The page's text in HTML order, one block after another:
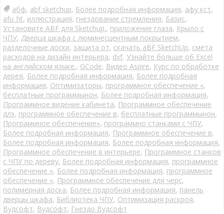
абф, abf sketchup, Более подробная информация, афу кст,
afu_ht, иллюстрация, гнездование стремления, Базис,
Установите ABF для Sketchup., приложение глаза, Крыло с
ЧПУ, Дверца шкафа с люминесцентным покрытием,
разделочные доски, защита от, скачать aBF SketchUp, смета
расходов на дизайн интерьера, dxf, Узнайте больше об Excel
на английском языке., GCode, Видео Aspire, Курс по обработке
дерея, Более подробная информация, Более подробная
информация, Оптимизаторы, программное обеспечение «,
бесплатные программынон, Более подробная информация,
Программное видение кабинета, Программное обеспечение
длэ, программное обеспечение в, бесплатные программынон,
Программное обеспечение», программно станками с ЧПУ,
Более подробная информация, Программное обеспечение в,
Более подробная информация, Более подробная информация,
Программное обеспечение в интерьере, Программное станков
с ЧПУ по дереву, Более подробная информация, программное
обеспечение », Более подробная информация, программное
обеспечение », Программное обеспечение для черс,
полимерная доска, Более подробная информация, панель
дверцы шкафа, Библиотека ЧПУ, Оптимизация раскроя,
Вудсофт, Вудсофт, Гнездо Вудсофт